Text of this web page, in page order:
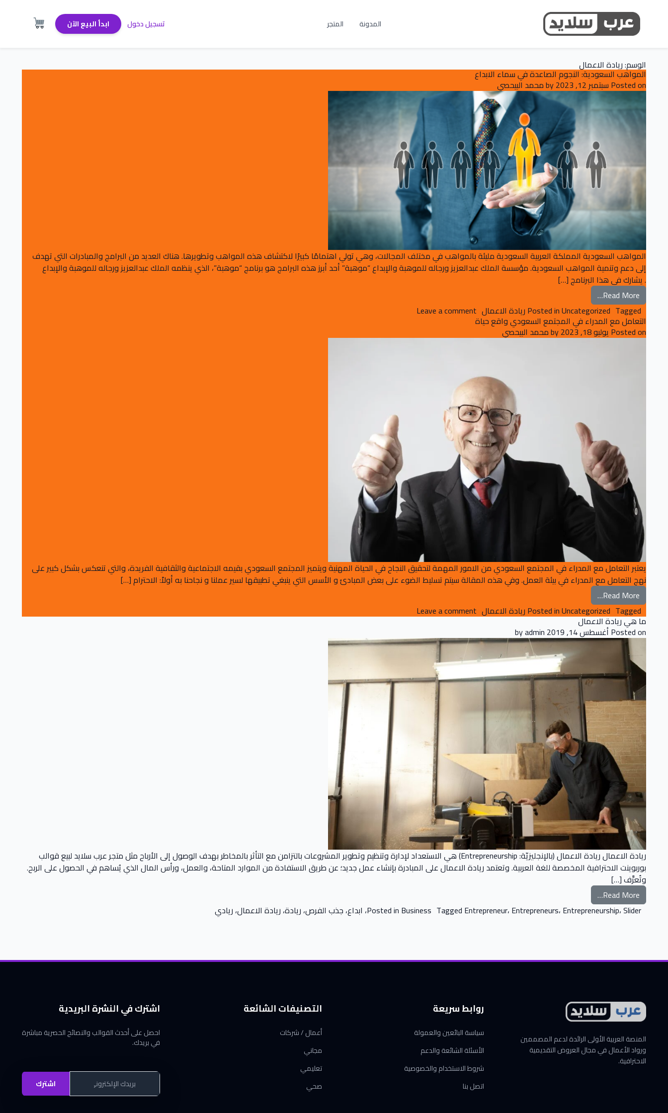
المدونة المتجر تسجيل دخول ابدأ البيع الآن
الوسم:ريادة الاعمال
المواهب السعودية: النجوم الصاعدة في سماء الابداع
Posted on سبتمبر 12, 2023 محمد البيحصي
المواهب السعودية المملكة العربية السعودية مليئة بالمواهب في مختلف المجالات، وهي تولي اهتمامًا كبيرًا لاكتشاف هذه المواهب وتطويرها. هناك العديد من البرامج والمبادرات التي تهدف
إلى دعم وتنمية المواهب السعودية. مؤسسة الملك عبدالعزيز ورجاله للموهبة والإبداع “موهبة” أحد أبرز هذه البرامج هو برنامج “موهبة”، الذي ينظمه الملك عبدالعزيز ورجاله للموهبة والإبداع
. يشارك في هذا البرنامج […]
Read More… from المواهب السعودية: النجوم الصاعدة في سماء الابداع
Posted inUncategorized Tagged ريادة الاعمال Leave a comment
التعامل مع المدراء في المجتمع السعودي واقع حياة
Posted on يوليو 18, 2023 محمد البيحصي
يعتبر التعامل مع المدراء في المجتمع السعودي من الامور المهمة لتحقيق النجاح في الحياة المهنية ويتميز المجتمع السعودي بقيمه الاجتماعية والثقافية الفريدة، والتي تنعكس بشكل كبير على
نهج التعامل مع المدراء في بيئة العمل. وفي هذه المقالة سيتم تسليط الضوء على بعض المبادئ و الأسس التي ينبغي تطبيقها لسير عملنا و نجاحنا به أولاً: الاحترام […]
Read More… from التعامل مع المدراء في المجتمع السعودي واقع حياة
Posted inUncategorized Tagged ريادة الاعمال Leave a comment
ما هي ريادة الاعمال
Posted on أغسطس 14, 2019 admin
ريادة الاعمال ريادة الاعمال (بالإنجليزيّة: Entrepreneurship) هي الاستعداد لإدارة وتنظيم وتطوير المشروعات بالتزامن مع التأثر بالمخاطر بهدف الوصول إلى الأرباح مثل متجر عرب سلايد لبيع قوالب
بوربوينت الاحترافية المخصصة للغة العربية. وتعتمد ريادة الاعمال على المبادرة بإنشاء عمل جديد؛ عن طريق الاستفادة من الموارد المتاحة، والعمل، ورأس المال الذي يُساهم في الحصول على الربح.
وتُعرَّف […]
Read More… from ما هي ريادة الاعمال
Posted in Business Tagged Entrepreneur، Entrepreneurs، Entrepreneurship،Slider ، ابداع، جذب الفرص، ريادة، ريادة الاعمال، ريادي
المنصة العربية الأولى الرائدة لدعم المصممين
ورواد الأعمال في مجال العروض التقديمية
الاحترافية.
روابط سريعة
سياسة البائعين والعمولة
الأسئلة الشائعة والدعم
شروط الاستخدام والخصوصية
اتصل بنا
التصنيفات الشائعة
أعمال / شركات
مجاني
تعليمي
صحي
اشترك في النشرة البريدية
احصل على أحدث القوالب والنصائح الحصرية مباشرة
في بريدك.
اشترك